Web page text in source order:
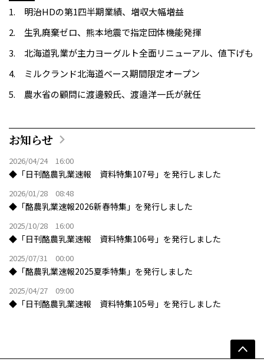
明治HDの第1四半期業績、増収大幅増益
生乳廃棄ゼロ、熊本地震で指定団体機能発揮
北海道乳業が主力ヨーグルト全面リニューアル、値下げも
ミルクランド北海道ベース期間限定オープン
農水省の顧問に渡邊毅氏、渡邉洋一氏が就任
お知らせ
2026/04/24 16:00
◆「日刊酪農乳業速報 資料特集107号」を発行しました
2026/01/28 08:48
◆「酪農乳業速報2026新春特集」を発行しました
2025/10/28 16:00
◆「日刊酪農乳業速報 資料特集106号」を発行しました
2025/07/31 00:00
◆「酪農乳業速報2025夏季特集」を発行しました
2025/04/27 09:00
◆「日刊酪農乳業速報 資料特集105号」を発行しました